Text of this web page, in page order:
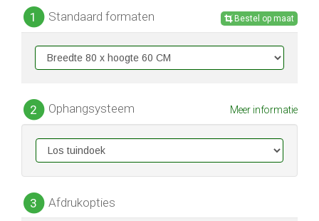
1 Standaard formaten Bestel op maat
2 Ophangsysteem Meer informatie
3 Afdrukopties